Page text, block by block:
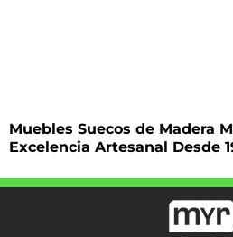
Muebles Suecos de Madera
Excelencia Artesanal Desde